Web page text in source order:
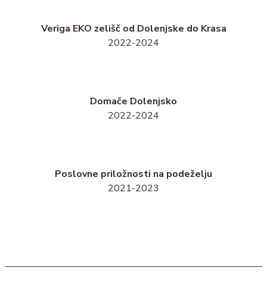
Veriga EKO zelišč od Dolenjske do Krasa
2022-2024
Domače Dolenjsko
2022-2024
Poslovne priložnosti na podeželju
2021-2023